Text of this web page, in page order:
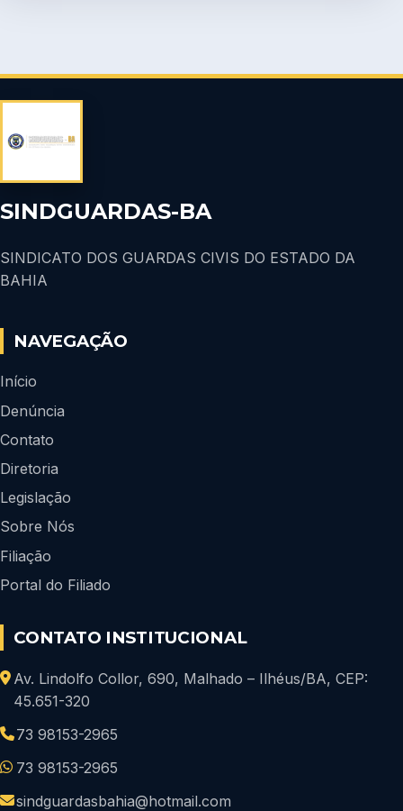
SINDGUARDAS-BA
SINDICATO DOS GUARDAS CIVIS DO ESTADO DA
BAHIA
NAVEGAÇÃO
Início
Denúncia
Contato
Diretoria
Legislação
Sobre Nós
Filiação
Portal do Filiado
CONTATO INSTITUCIONAL
Av. Lindolfo Collor, 690, Malhado – Ilhéus/BA, CEP:
45.651-320
73 98153-2965
73 98153-2965
sindguardasbahia@hotmail.com